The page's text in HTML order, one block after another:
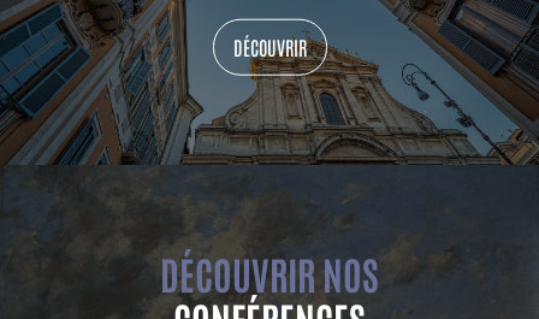
DÉCOUVRIR
DÉCOUVRIR NOS